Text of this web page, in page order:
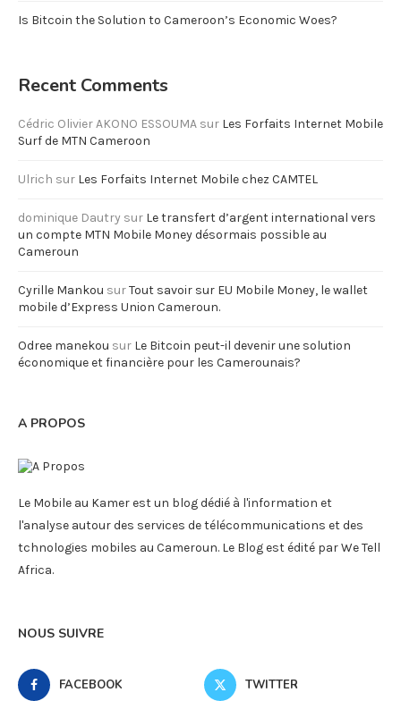
Is Bitcoin the Solution to Cameroon’s Economic Woes?
Recent Comments
Cédric Olivier AKONO ESSOUMA sur Les Forfaits Internet Mobile
Surf de MTN Cameroon
Ulrich sur Les Forfaits Internet Mobile chez CAMTEL
dominique Dautry sur Le transfert d’argent international vers
un compte MTN Mobile Money désormais possible au
Cameroun
Cyrille Mankou surTout savoir sur EU Mobile Money, le wallet
mobile d’Express Union Cameroun.
Odree manekou sur Le Bitcoin peut-il devenir une solution
économique et financière pour les Camerounais?
A PROPOS
Le Mobile au Kamer est un blog dédié à l'information et
l'analyse autour des services de télécommunications et des
tchnologies mobiles au Cameroun. Le Blog est édité par We Tell
Africa.
NOUS SUIVRE
FACEBOOK TWITTER